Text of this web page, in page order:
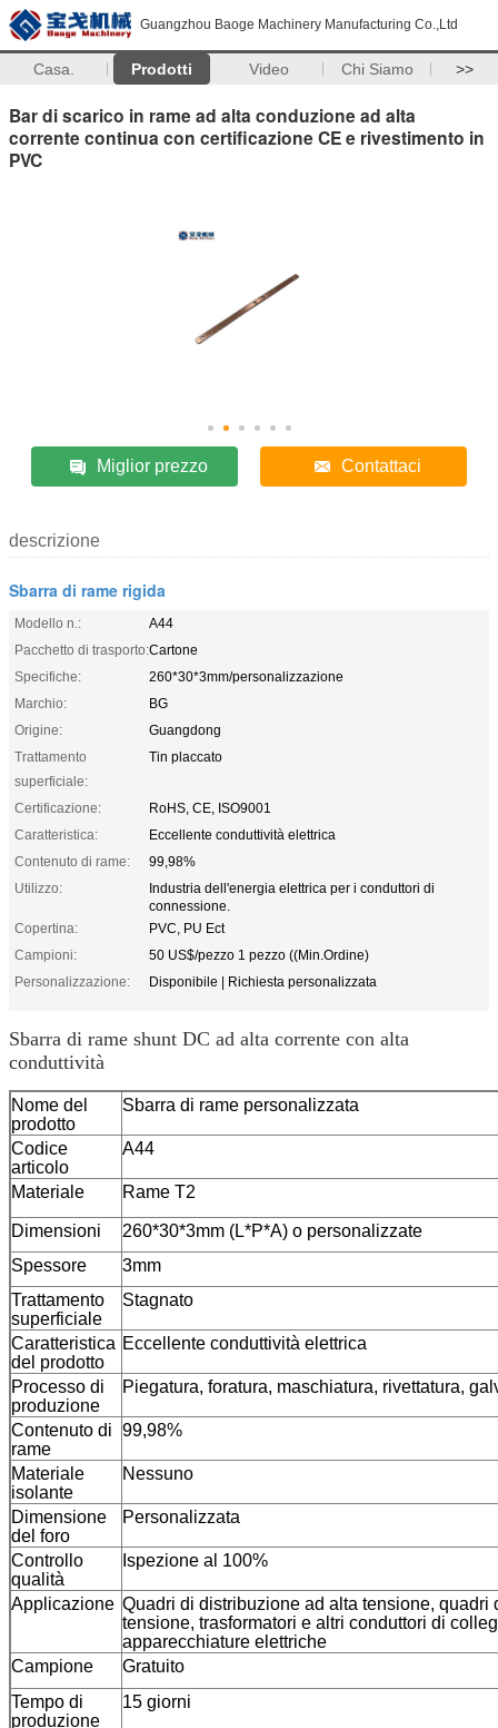
Guangzhou Baoge Machinery Manufacturing Co.,Ltd
Casa. Prodotti Video Chi Siamo >>
Bar di scarico in rame ad alta conduzione ad alta
corrente continua con certificazione CE e rivestimento in
PVC
Miglior prezzo Contattaci
descrizione
Sbarra di rame rigida
Modello n.:
A44
Pacchetto di trasporto:Cartone
Specifiche:
260*30*3mm/personalizzazione
Marchio:
BG
Origine:
Guangdong
Trattamento
superficiale:
Tin placcato
Certificazione:
RoHS, CE, ISO9001
Caratteristica:
Eccellente conduttività elettrica
Contenuto di rame:
99,98%
Utilizzo:
Industria dell'energia elettrica per i conduttori di
connessione.
Copertina:
PVC, PU Ect
Campioni:
50 US$/pezzo 1 pezzo ((Min.Ordine)
Personalizzazione:
Disponibile | Richiesta personalizzata
Sbarra di rame shunt DC ad alta corrente con alta
conduttività
Nome del
prodotto
Sbarra di rame personalizzata
Codice
articolo
A44
Materiale Rame T2
Dimensioni
260*30*3mm (L*P*A) o personalizzate
Spessore
3mm
Trattamento
superficiale
Stagnato
Caratteristica
del prodotto
Eccellente conduttività elettrica
Processo di
produzione
Piegatura, foratura, maschiatura, rivettatura,
Contenuto di
rame
99,98%
Materiale
isolante
Nessuno
Dimensione
del foro
Personalizzata
Controllo
qualità
Ispezione al 100%
Applicazione Quadri di distribuzione ad alta tensione, quadri
tensione, trasformatori e altri conduttori di
apparecchiature elettriche
Campione
Gratuito
Tempo di
produzione
15 giorni